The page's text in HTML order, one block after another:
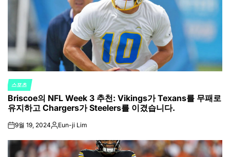
POSTED
IN
스포츠
Briscoe의 NFL Week 3 추천: Vikings가 Texans를 무패로
유지하고 Chargers가 Steelers를 이겼습니다.
on9월 19, 2024Posted
Eun-ji Lim